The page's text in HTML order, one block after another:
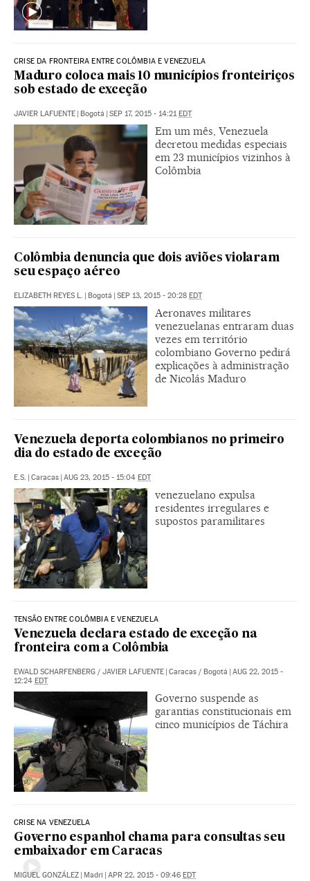
CRISE DA FRONTEIRA ENTRE COLÔMBIA E VENEZUELA
Maduro coloca mais 10 municípios fronteiriços
sob estado de exceção
JAVIER LAFUENTE | Bogotá | SEP 17, 2015 - 14:21EDT
Em um mês, Venezuela
decretou medidas especiais
em 23 municípios vizinhos à
Colômbia
Colômbia denuncia que dois aviões violaram
seu espaço aéreo
ELIZABETH REYES L. | Bogotá | SEP 13, 2015 - 20:28 EDT
Aeronaves militares
venezuelanas entraram duas
vezes em território
colombiano Governo pedirá
explicações à administração
de Nicolás Maduro
Venezuela deporta colombianos no primeiro
dia do estado de exceção
E.S. | Caracas | AUG 23, 2015 - 15:04 EDT
venezuelano expulsa
residentes irregulares e
supostos paramilitares
TENSÃO ENTRE COLÔMBIA E VENEZUELA
Venezuela declara estado de exceção na
fronteira com a Colômbia
EWALD SCHARFENBERG / JAVIER LAFUENTE | Caracas / Bogotá | AUG 22, 2015 -
12:24 EDT
Governo suspende as
garantias constitucionais em
cinco municípios de Táchira
CRISE NA VENEZUELA
Governo espanhol chama para consultas seu
embaixador em Caracas
MIGUEL GONZÁLEZ | Madri | APR 22, 2015 - 09:46 EDT